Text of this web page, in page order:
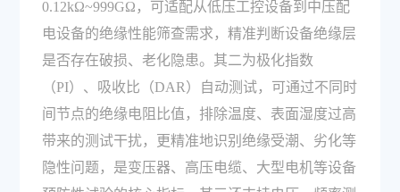
0.12kΩ~999GΩ，可适配从低压工控设备到中压配
电设备的绝缘性能筛查需求，精准判断设备绝缘层
是否存在破损、老化隐患。其二为极化指数
（PI）、吸收比（DAR）自动测试，可通过不同时
间节点的绝缘电阻比值，排除温度、表面湿度过高
带来的测试干扰，更精准地识别绝缘受潮、劣化等
隐性问题，是变压器、高压电缆、大型电机等设备